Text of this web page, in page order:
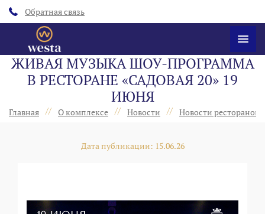
Обратная связь
ЖИВАЯ МУЗЫКА ШОУ-ПРОГРАММА
В РЕСТОРАНЕ «САДОВАЯ 20» 19
ИЮНЯ
Главная // О комплексе // Новости // Новости ресторанов
Дата публикации: 15.06.26